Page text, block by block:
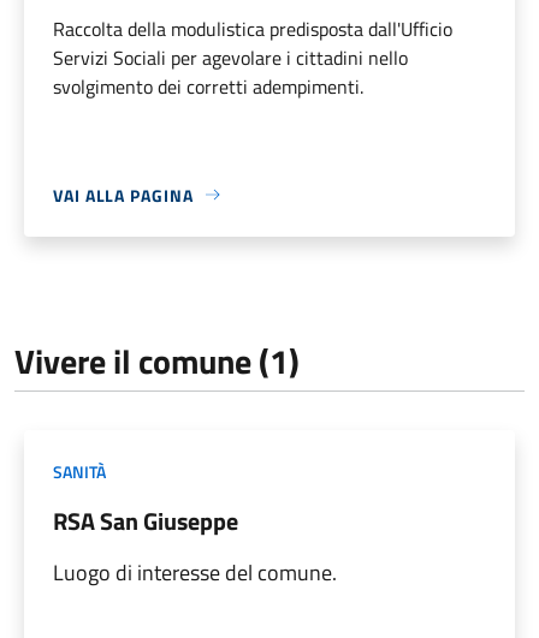
Raccolta della modulistica predisposta dall'Ufficio
Servizi Sociali per agevolare i cittadini nello
svolgimento dei corretti adempimenti.
VAI ALLA PAGINA
Vivere il comune (1)
SANITÀ
RSA San Giuseppe
Luogo di interesse del comune.